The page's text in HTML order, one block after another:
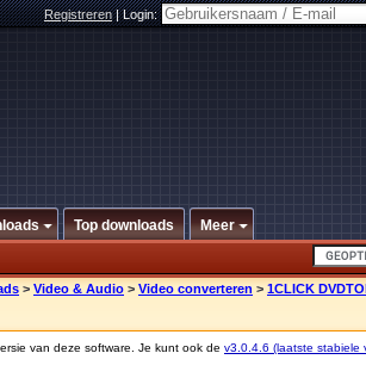
Registreren|Login:
Top downloads Meer
> Video & Audio > Video converteren > 1CLICK
van deze software. Je kunt ook de v3.0.4.6 (laatste stabiele